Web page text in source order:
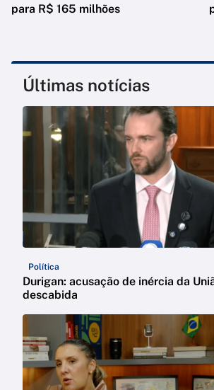
para R$ 165 milhões
Últimas notícias
Política
Durigan: acusação de inércia da
descabida